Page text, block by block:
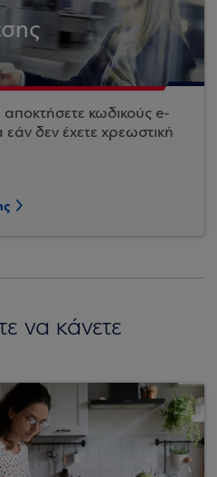
αποκτήσετε κωδικούς e-
δεν έχετε χρεωστική
να κάνετε